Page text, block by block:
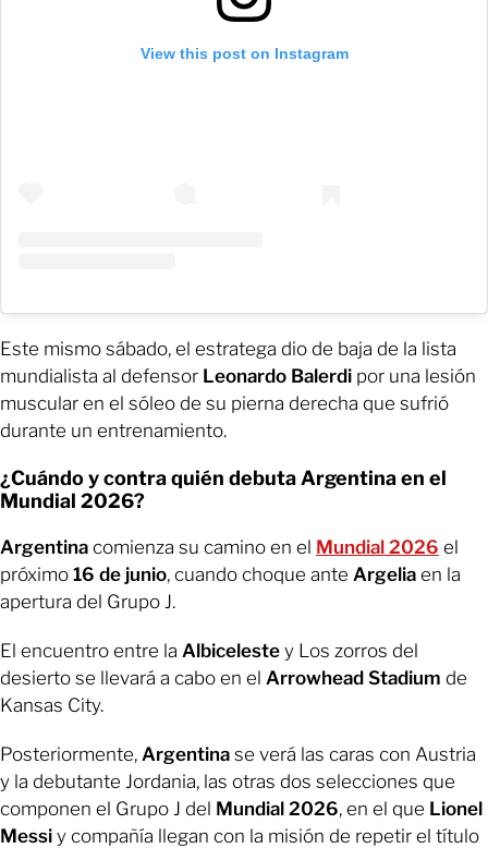
View this post on Instagram
Este mismo sábado, el estratega dio de baja de la lista
mundialista al defensor Leonardo Balerdi por una lesión
muscular en el sóleo de su pierna derecha que sufrió
durante un entrenamiento.
¿Cuándo y contra quién debuta Argentina en el
Mundial 2026?
Argentina comienza su camino en el Mundial 2026 el
próximo 16 de junio, cuando choque ante Argelia en la
apertura del Grupo J.
El encuentro entre la Albiceleste y Los zorros del
desierto se llevará a cabo en el Arrowhead Stadium de
Kansas City.
Posteriormente, Argentina se verá las caras con Austria
y la debutante Jordania, las otras dos selecciones que
componen el Grupo J del Mundial 2026, en el que Lionel
Messi y compañía llegan con la misión de repetir el título